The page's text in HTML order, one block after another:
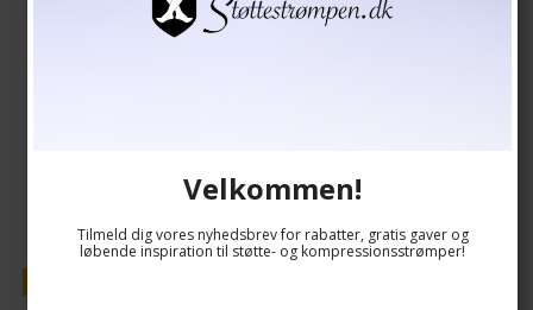
Velkommen!
Tilmeld dig vores nyhedsbrev for rabatter, gratis gaver og
løbende inspiration til støtte- og kompressionsstrømper!